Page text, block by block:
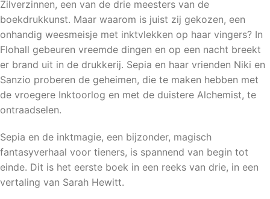
Zilverzinnen, een van de drie meesters van de
boekdrukkunst. Maar waarom is juist zij gekozen, een
onhandig weesmeisje met inktvlekken op haar vingers? In
Flohall gebeuren vreemde dingen en op een nacht breekt
er brand uit in de drukkerij. Sepia en haar vrienden Niki en
Sanzio proberen de geheimen, die te maken hebben met
de vroegere Inktoorlog en met de duistere Alchemist, te
ontraadselen.
Sepia en de inktmagie, een bijzonder, magisch
fantasyverhaal voor tieners, is spannend van begin tot
einde. Dit is het eerste boek in een reeks van drie, in een
vertaling van Sarah Hewitt.